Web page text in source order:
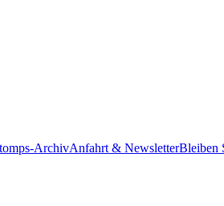
ArchivAnfahrt & NewsletterBleiben